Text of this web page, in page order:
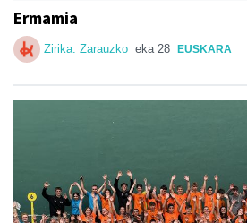
Ermamia
Zirika. Zarauzko eka 28 EUSKARA